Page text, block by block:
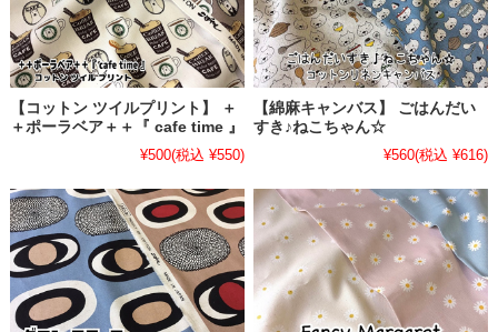
【コットン ツイルプリント】 ＋
＋ポーラベア＋＋『 cafe time 』
¥500(税込 ¥550)
【綿麻キャンバス】 ごはんだい
すき♪ねこちゃん☆
¥560(税込 ¥616)